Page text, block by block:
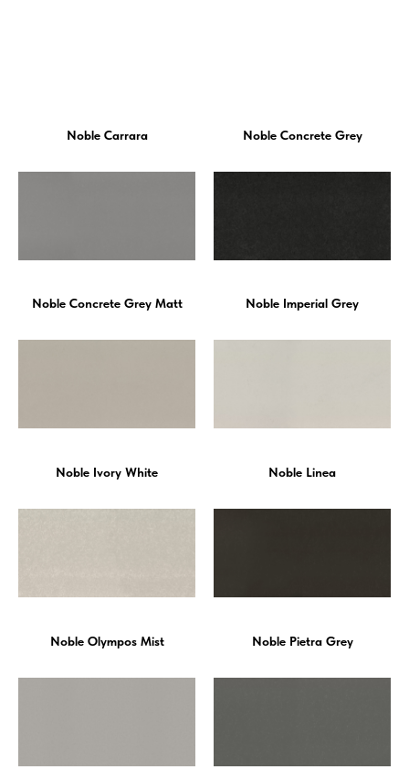
Noble Carrara Noble Concrete Grey
Noble Concrete Grey Matt Noble Imperial Grey
Noble Ivory White Noble Linea
Noble Olympos Mist Noble Pietra Grey